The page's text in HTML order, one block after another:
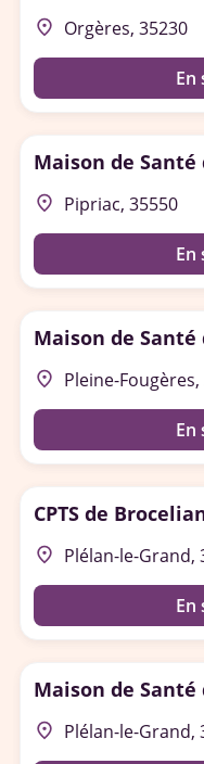
place Orgères, 35230
En
Maison de Santé
place Pipriac, 35550
En
Maison de Santé
place Pleine-
En
CPTS de
place Plélan-le-Grand,
En
Maison de
place Plélan-le-Grand,